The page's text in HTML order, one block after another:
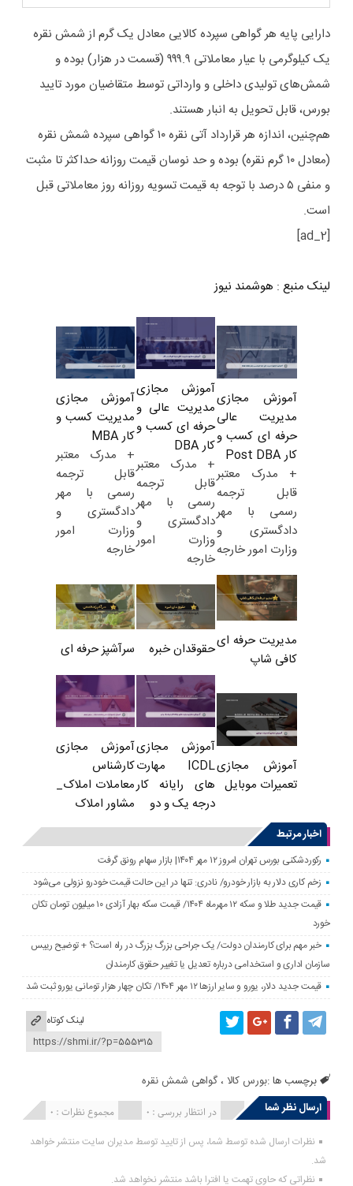
دارایی پایه هر گواهی سپرده کالایی معادل یک گرم از شمش نقره
یک کیلوگرمی با عیار معاملاتی ۹۹۹.۹ (قسمت در هزار) بوده و
شمش‌های تولیدی داخلی و وارداتی توسط متقاضیان مورد تایید
بورس، قابل تحویل به انبار هستند.
هم‌چنین، اندازه هر قرارداد آتی نقره ۱۰ گواهی سپرده شمش نقره
(معادل ۱۰ گرم نقره) بوده و حد نوسان قیمت روزانه حداکثر تا مثبت
و منفی ۵ درصد با توجه به قیمت تسویه روزانه روز معاملاتی قبل
است.
[ad_2]
لینک منبع : هوشمند نیوز
آموزش مجازی
مدیریت عالی
حرفه ای کسب و
کار Post DBA
+ مدرک معتبر
قابل ترجمه
رسمی با مهر
دادگستری و
وزارت امور خارجه
آموزش مجازی
مدیریت عالی و
حرفه ای کسب و
کار DBA
+ مدرک معتبر
قابل ترجمه
رسمی با مهر
دادگستری و
وزارت امور
خارجه
آموزش مجازی
مدیریت کسب و
کار MBA
+ مدرک معتبر
قابل ترجمه
رسمی با مهر
دادگستری و
وزارت امور
خارجه
مدیریت حرفه ای
کافی شاپ
حقوقدان خبره سرآشپز حرفه ای
آموزش مجازی
تعمیرات موبایل
آموزش مجازی
ICDL مهارت
های رایانه کار
درجه یک و دو
آموزش مجازی
کارشناس
معاملات املاک_
مشاور املاک
اخبار مرتبط
رکوردشکنی بورس تهران امروز ۱۲ مهر ۱۴۰۴| بازار سهام رونق گرفت
زخم کاری دلار به بازار خودرو/ نادری: تنها در این حالت قیمت خودرو نزولی می‌شود
قیمت جدید طلا و سکه ۱۲ مهرماه ۱۴۰۴/ قیمت سکه بهار آزادی ۱۰ میلیون تومان تکان
خورد
خبر مهم برای کارمندان دولت/ یک جراحی بزرگ بزرگ در راه است؟ + توضیح رییس
سازمان اداری و استخدامی درباره تعدیل یا تغییر حقوق کارمندان
قیمت جدید دلار، یورو و سایر ارزها ۱۲ مهر ۱۴۰۴/ تکان چهار هزار تومانی یورو ثبت شد
لینک کوتاه
برچسب ها :بورس کالا ،گواهی شمش نقره
ارسال نظر شما
مجموع نظرات : 0 در انتظار بررسی : 0 انتشار یافته : 0
نظرات ارسال شده توسط شما، پس از تایید توسط مدیران سایت منتشر خواهد
شد.
نظراتی که حاوی تهمت یا افترا باشد منتشر نخواهد شد.